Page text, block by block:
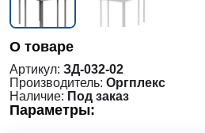
О товаре
Артикул: ЗД-032-02
Производитель: Оргплекс
Наличие: Под заказ
Параметры: